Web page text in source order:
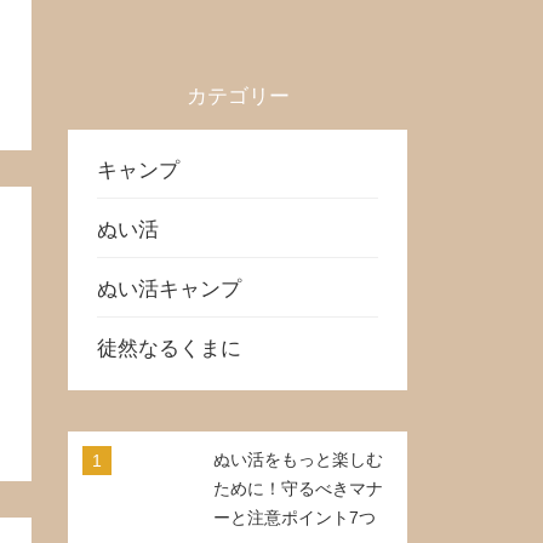
カテゴリー
キャンプ
ぬい活
ぬい活キャンプ
徒然なるくまに
ぬい活をもっと楽しむ
ために！守るべきマナ
ーと注意ポイント7つ